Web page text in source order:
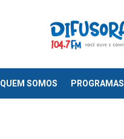
QUEM SOMOS PROGRAMAS